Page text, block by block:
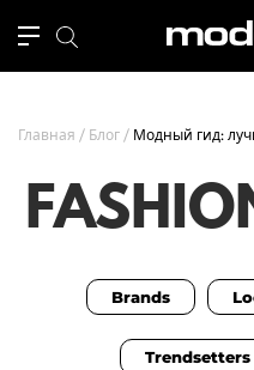
Главная Блог
Brands
Trendsetters